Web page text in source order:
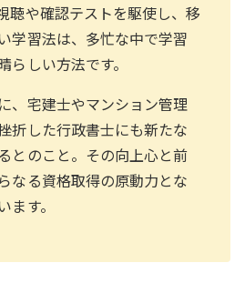
聴や確認テストを駆使し、移
学習法は、多忙な中で学習
らしい方法です。
、宅建士やマンション管理
折した行政書士にも新たな
とのこと。その向上心と前
なる資格取得の原動力とな
ます。